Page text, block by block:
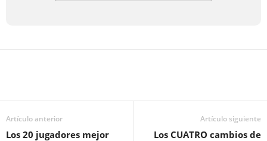
Artículo anterior
Los 20 jugadores mejor
Artículo siguiente
Los CUATRO cambios de